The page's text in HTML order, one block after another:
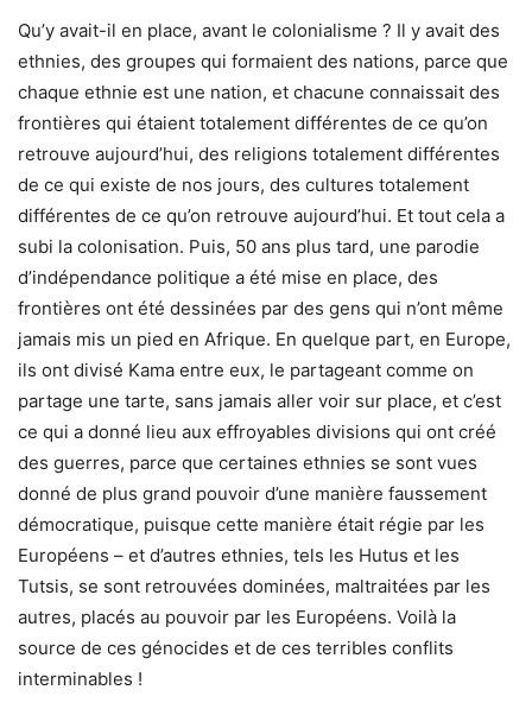
Qu’y avait-il en place, avant le colonialisme ? Il y avait des
ethnies, des groupes qui formaient des nations, parce que
chaque ethnie est une nation, et chacune connaissait des
frontières qui étaient totalement différentes de ce qu’on
retrouve aujourd’hui, des religions totalement différentes
de ce qui existe de nos jours, des cultures totalement
différentes de ce qu’on retrouve aujourd’hui. Et tout cela a
subi la colonisation. Puis, 50 ans plus tard, une parodie
d’indépendance politique a été mise en place, des
frontières ont été dessinées par des gens qui n’ont même
jamais mis un pied en Afrique. En quelque part, en Europe,
ils ont divisé Kama entre eux, le partageant comme on
partage une tarte, sans jamais aller voir sur place, et c’est
ce qui a donné lieu aux effroyables divisions qui ont créé
des guerres, parce que certaines ethnies se sont vues
donné de plus grand pouvoir d’une manière faussement
démocratique, puisque cette manière était régie par les
Européens – et d’autres ethnies, tels les Hutus et les
Tutsis, se sont retrouvées dominées, maltraitées par les
autres, placés au pouvoir par les Européens. Voilà la
source de ces génocides et de ces terribles conflits
interminables !